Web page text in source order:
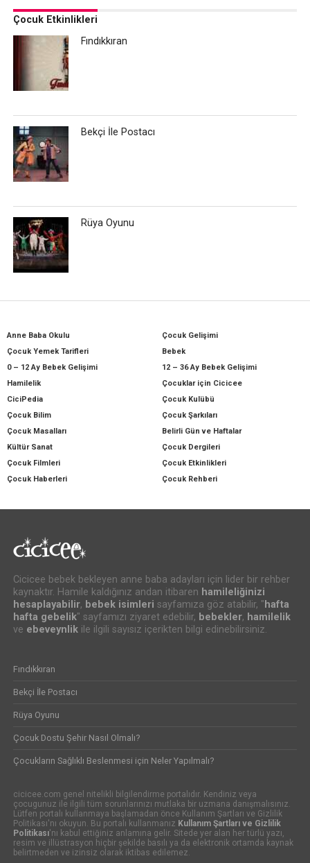
Çocuk Etkinlikleri
Fındıkkıran
Bekçi İle Postacı
Rüya Oyunu
Anne Baba Okulu
Çocuk Gelişimi
Çocuk Yemek Tarifleri
Bebek
0 – 12 Ay Bebek Gelişimi
12 – 36 Ay Bebek Gelişimi
Hamilelik
Çocuklar için Cicicee
CiciPedia
Çocuk Kulübü
Çocuk Bilim
Çocuk Şarkıları
Çocuk Masalları
Belirli Gün ve Haftalar
Kültür Sanat
Çocuk Dergileri
Çocuk Filmleri
Çocuk Etkinlikleri
Çocuk Haberleri
Çocuk Rehberi
Cicicee bebek bekleyen anne baba adayları için lider bir rehber
kaynaktır. Hamile kaldığınız andan itibaren hamileliğinizi
hesaplayabilir, bebek isimleri sayfamıza göz atabilir, " hafta
hafta gebelik" sayfamızı ziyaret edebilir, bebekler, hamilelik
ve ebeveynlikile ilgili sayısız içerikten bilgi edinebilirsiniz.
Fındıkkıran
Bekçi İle Postacı
Rüya Oyunu
Çocuk Dostu Şehir Nasıl Olmalı?
Çocukların Sağlıklı Beslenmesi için Neler Yapılmalı?
cicicee.com genel nitelikli bilgilendirme portalıdır. Kendiniz veya
çocugunuz ile ilgili tüm sorunlarınızı mutlaka bir uzmana danışmalısınız.
Lütfen portalı kullanmaya başlamadan önce Kullanım Şartları ve Gizlilik
Politikası'nı okuyun. Bu portalı kullanmanız Kullanım Şartları ve Gizlilik
Politikası'nı kabul ettiğiniz anlamına gelir. Sitede yer alan her türlü yazı,
resim ve illüstrasyon hiçbir şekilde basılı ya da elektronik ortamda kaynak
belirtmeden ve izinsiz olarak iktibas edilemez.